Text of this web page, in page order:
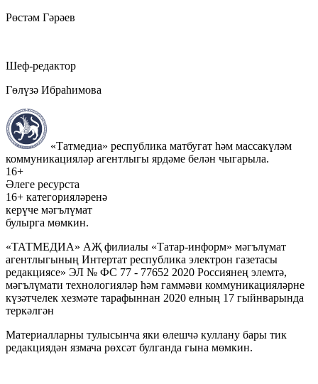
Рөстәм Гәрәев
Шеф-редактор
Гөлүзә Ибраһимова
«Татмедиа» республика матбугат һәм массакүләм
коммуникацияләр агентлыгы ярдәме белән чыгарыла.
16+
Әлеге ресурста
16+ категорияләренә
керүче мәгълүмат
булырга мөмкин.
«ТАТМЕДИА» АҖ филиалы «Татар-информ» мәгълүмат
агентлыгының Интертат республика электрон газетасы
редакциясе» ЭЛ № ФС 77 - 77652 2020 Россиянең элемтә,
мәгълүмати технологияләр һәм гаммәви коммуникацияләрне
күзәтчелек хезмәте тарафыннан 2020 елның 17 гыйнварында
теркәлгән
Материалларны тулысынча яки өлешчә куллану бары тик
редакциядән язмача рөхсәт булганда гына мөмкин.